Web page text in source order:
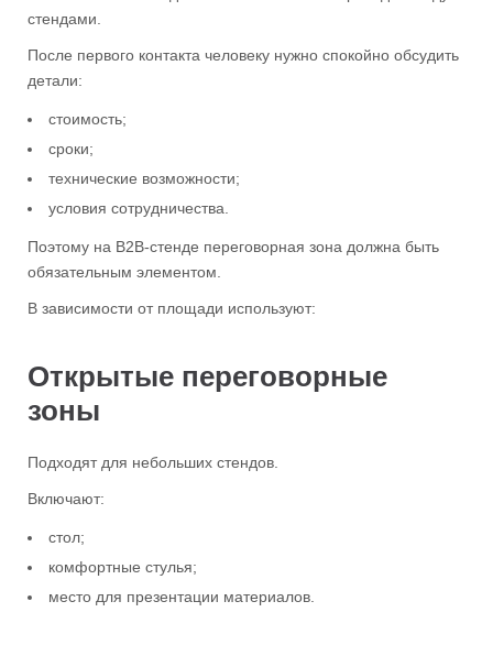
стендами.
После первого контакта человеку нужно спокойно обсудить
детали:
стоимость;
сроки;
технические возможности;
условия сотрудничества.
Поэтому на B2B-стенде переговорная зона должна быть
обязательным элементом.
В зависимости от площади используют:
Открытые переговорные
зоны
Подходят для небольших стендов.
Включают:
стол;
комфортные стулья;
место для презентации материалов.